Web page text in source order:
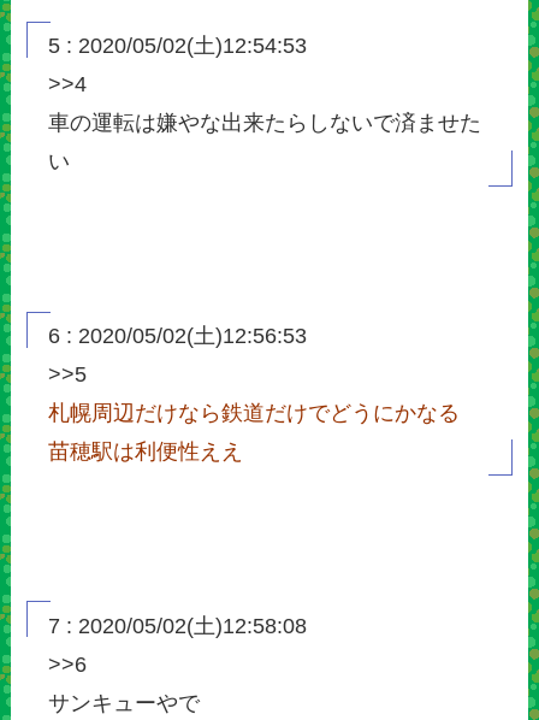
5 : 2020/05/02(土)12:54:53
>>4
車の運転は嫌やな出来たらしないで済ませた
い
6 : 2020/05/02(土)12:56:53
>>5
札幌周辺だけなら鉄道だけでどうにかなる
苗穂駅は利便性ええ
7 : 2020/05/02(土)12:58:08
>>6
サンキューやで